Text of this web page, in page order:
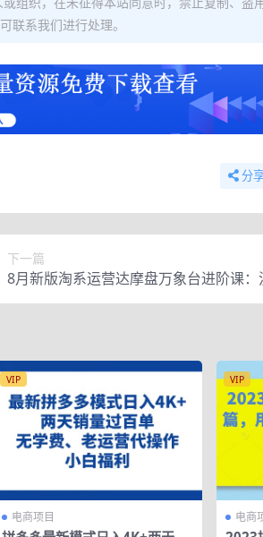
联系我们进行处理。
分
下一篇
8月新版淘系运营达摩盘万象台进阶课
作快速起款
VIP
电商项目
VIP
电商